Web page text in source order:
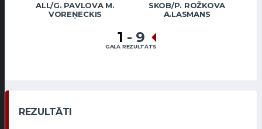
ALL/G. PAVLOVA M.
VOREŅECKIS
SKOB/P. ROŽKOVA
A.LASMANS
1 - 9
GALA REZULTĀTS
REZULTĀTI